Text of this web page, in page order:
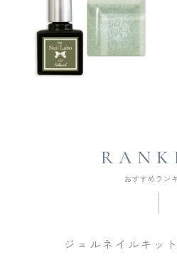
ジェルネイルキッ